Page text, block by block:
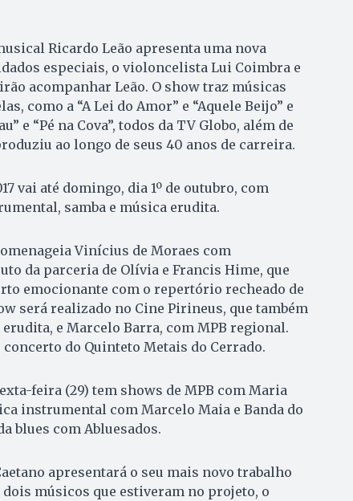
Ricardo Leão apresenta uma nova
especiais, o violoncelista Lui Coimbra e
acompanhar Leão. O show traz músicas
como a “A Lei do Amor” e “Aquele Beijo” e
e “Pé na Cova”, todos da TV Globo, além de
ao longo de seus 40 anos de carreira.
vai até domingo, dia 1º de outubro, com
samba e música erudita.
Vinícius de Moraes com
da parceria de Olívia e Francis Hime, que
emocionante com o repertório recheado de
será realizado no Cine Pirineus, que também
e Marcelo Barra, com MPB regional.
do Quinteto Metais do Cerrado.
feira (29) tem shows de MPB com Maria
instrumental com Marcelo Maia e Banda do
blues com Abluesados.
apresentará o seu mais novo trabalho
músicos que estiveram no projeto, o